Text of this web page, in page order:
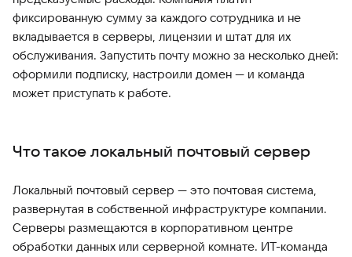
фиксированную сумму за каждого сотрудника и не
вкладывается в серверы, лицензии и штат для их
обслуживания. Запустить почту можно за несколько дней:
оформили подписку, настроили домен — и команда
может приступать к работе.
Что такое локальный почтовый сервер
Локальный почтовый сервер — это почтовая система,
развернутая в собственной инфраструктуре компании.
Серверы размещаются в корпоративном центре
обработки данных или серверной комнате. ИТ-команда